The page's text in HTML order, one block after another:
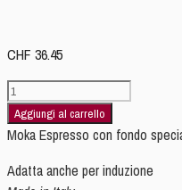
CHF 36.45
GEMMA
6
TZ.
quantità
Aggiungi al carrello
Moka Espresso con fondo
Adatta anche perinduzione